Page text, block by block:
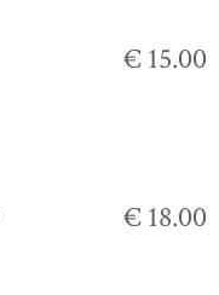
€ 15.00
€ 18.00